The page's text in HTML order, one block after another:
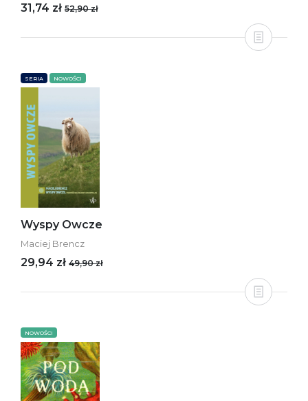
31,74 zł 52,90 zł
SERIA NOWOŚCI
Wyspy Owcze
Maciej Brencz
29,94 zł 49,90 zł
NOWOŚCI